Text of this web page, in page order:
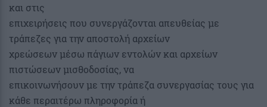
και στις
επιχειρήσεις που συνεργάζονται απευθείας με
τράπεζες για την αποστολή αρχείων
χρεώσεων μέσω πάγιων εντολών και αρχείων
πιστώσεων μισθοδοσίας, να
επικοινωνήσουν με την τράπεζα συνεργασίας τους για
κάθε περαιτέρω πληροφορία ή